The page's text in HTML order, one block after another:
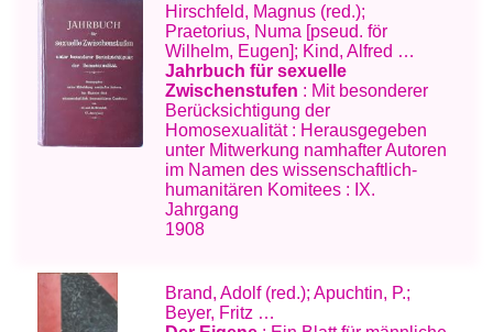
Hirschfeld, Magnus (red.);
Praetorius, Numa [pseud. för
Wilhelm, Eugen]; Kind, Alfred …
Jahrbuch für sexuelle
Zwischenstufen : Mit besonderer
Berücksichtigung der
Homosexualität : Herausgegeben
unter Mitwerkung namhafter Autoren
im Namen des wissenschaftlich-
humanitären Komitees : IX.
Jahrgang
1908
Brand, Adolf (red.); Apuchtin, P.;
Beyer, Fritz …